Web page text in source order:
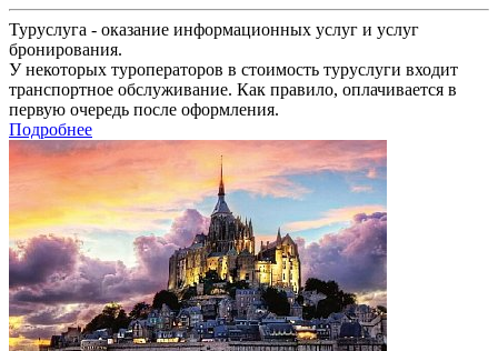
Туруслуга - оказание информационных услуг и услуг
бронирования.
У некоторых туроператоров в стоимость туруслуги входит
транспортное обслуживание. Как правило, оплачивается в
первую очередь после оформления.
Подробнее